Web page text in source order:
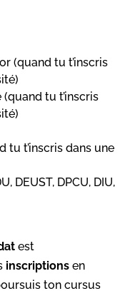
(quand tu t’inscris
tu t’inscris
tu t’inscris dans une
DEUST, DPCU, DIU,
est
inscriptions en
ton cursus